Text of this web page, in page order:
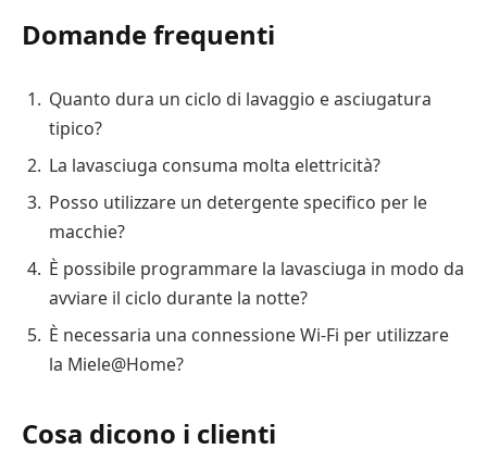
Domande frequenti
Quanto dura un ciclo di lavaggio e asciugatura
tipico?
La lavasciuga consuma molta elettricità?
Posso utilizzare un detergente specifico per le
macchie?
È possibile programmare la lavasciuga in modo da
avviare il ciclo durante la notte?
È necessaria una connessione Wi-Fi per utilizzare
la Miele@Home?
Cosa dicono i clienti